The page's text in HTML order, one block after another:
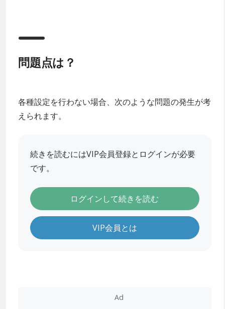
問題点は？
各種設定を行わない場合、次のような問題の発生が考
えられます。
続きを読むにはVIP会員登録とログインが必要
です。
ログインして続きを読む
VIP会員とは